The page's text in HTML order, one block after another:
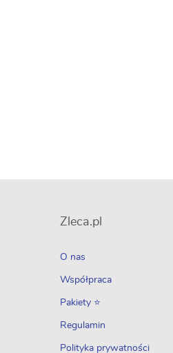
Zleca.pl
O nas
Współpraca
Pakiety ⭐
Regulamin
Polityka prywatności